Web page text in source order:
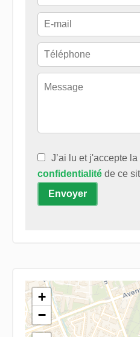
J’ai lu et j'accepte la
confidentialitéde ce
Envoyer
+
−